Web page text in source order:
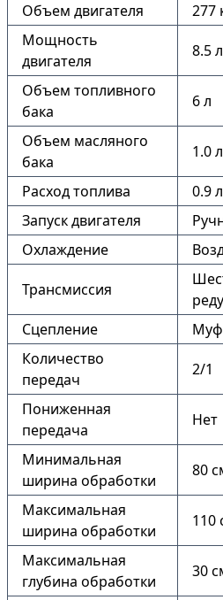
Объем двигателя
277
Мощность
двигателя
8.5
Объем топливного
бака
6 л
Объем масляного
бака
1.0 л
Расход топлива
0.9 л
Запуск двигателя
Охлаждение
Трансмиссия
Сцепление
Количество
передач
2/1
Пониженная
передача
Нет
Минимальная
ширина обработки
80
Максимальная
ширина обработки
110
Максимальная
глубина обработки
30